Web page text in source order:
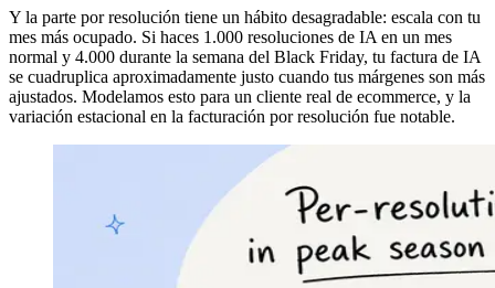
Y la parte por resolución tiene un hábito desagradable: escala con tu
mes más ocupado. Si haces 1.000 resoluciones de IA en un mes
normal y 4.000 durante la semana del Black Friday, tu factura de IA
se cuadruplica aproximadamente justo cuando tus márgenes son más
ajustados. Modelamos esto para un cliente real de ecommerce, y la
variación estacional en la facturación por resolución fue notable.